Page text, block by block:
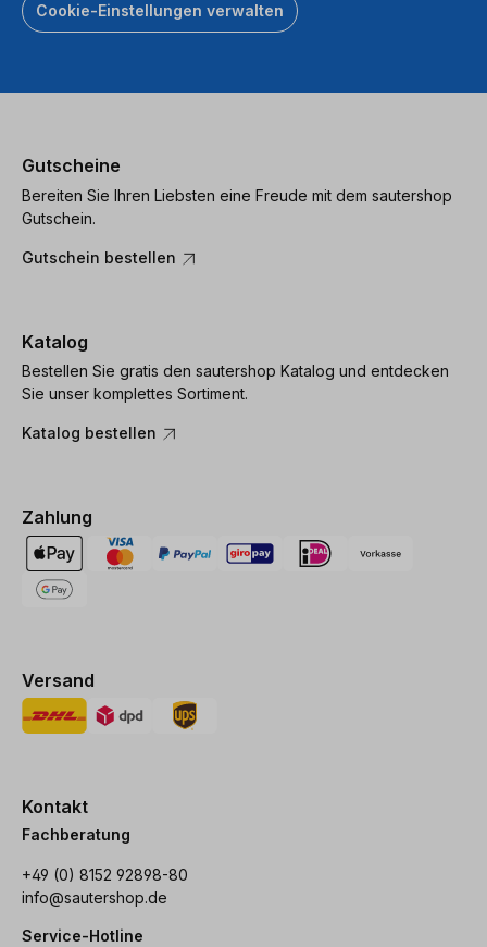
Cookie-Einstellungen verwalten
Gutscheine
Bereiten Sie Ihren Liebsten eine Freude mit dem sautershop
Gutschein.
Gutschein bestellen
Katalog
Bestellen Sie gratis den sautershop Katalog und entdecken
Sie unser komplettes Sortiment.
Katalog bestellen
Zahlung
Versand
Kontakt
Fachberatung
+49 (0) 8152 92898-80
info@sautershop.de
Service-Hotline